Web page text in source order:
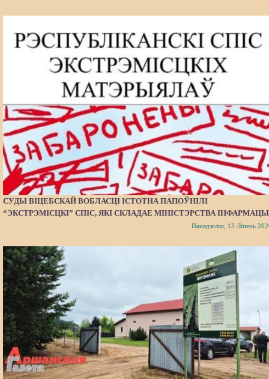
СУДЫ ВІЦЕБСКАЙ ВОБЛАСЦІ ІСТОТНА ПАПОЎНІЛІ
“ЭКСТРЭМІСЦКІ” СПІС, ЯКІ СКЛАДАЕ МІНІСТЭРСТВА
Панядзелак, 13 Ліпень